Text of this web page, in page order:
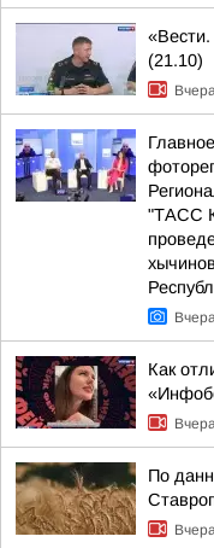
(21.10)
"ТАСС
Как
По